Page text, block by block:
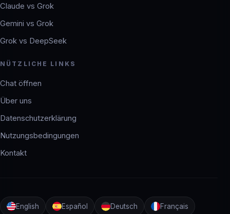
Claude vs Grok
Gemini vs Grok
Grok vs DeepSeek
NÜTZLICHE LINKS
Chat öffnen
Über uns
Datenschutzerklärung
Nutzungsbedingungen
Kontakt
English Español Deutsch Français